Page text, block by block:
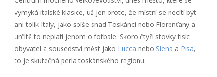
vymyká italské klasice, už jen proto, že místní se necítí být
ani tolik Italy, jako spíše snad Toskánci nebo Florenťany a
určitě to neplatí jenom o fotbale. Skoro čtyři stovky tisíc
obyvatel a sousedství měst jako Lucca nebo Siena a Pisa,
to je skutečná perla toskánského regionu.